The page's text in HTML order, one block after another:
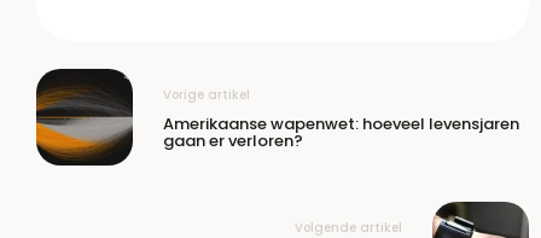
Vorige artikel
Amerikaanse wapenwet: hoeveel levensjaren
gaan er verloren?
Volgende artikel